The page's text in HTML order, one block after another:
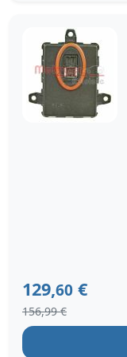
129,60 €
156,99 €